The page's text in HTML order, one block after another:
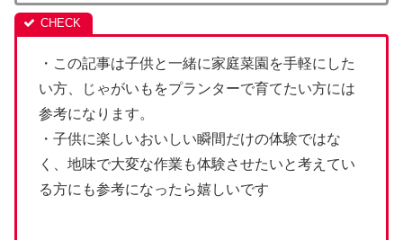
・この記事は子供と一緒に家庭菜園を手軽にした
い方、じゃがいもをプランターで育てたい方には
参考になります。
・子供に楽しいおいしい瞬間だけの体験ではな
く、地味で大変な作業も体験させたいと考えてい
る方にも参考になったら嬉しいです